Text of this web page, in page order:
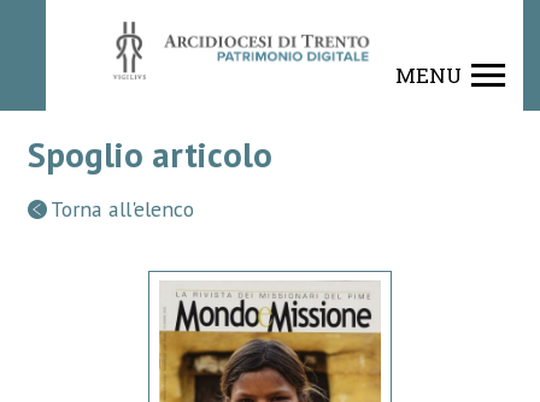
MENU
Spoglio articolo
Torna all'elenco